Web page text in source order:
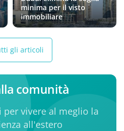
minima per il visto
immobiliare
gli articoli
comunità
vivere al meglio la
all'estero